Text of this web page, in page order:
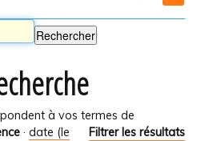
à vos termes de
Filtrer les résultats
· date (le